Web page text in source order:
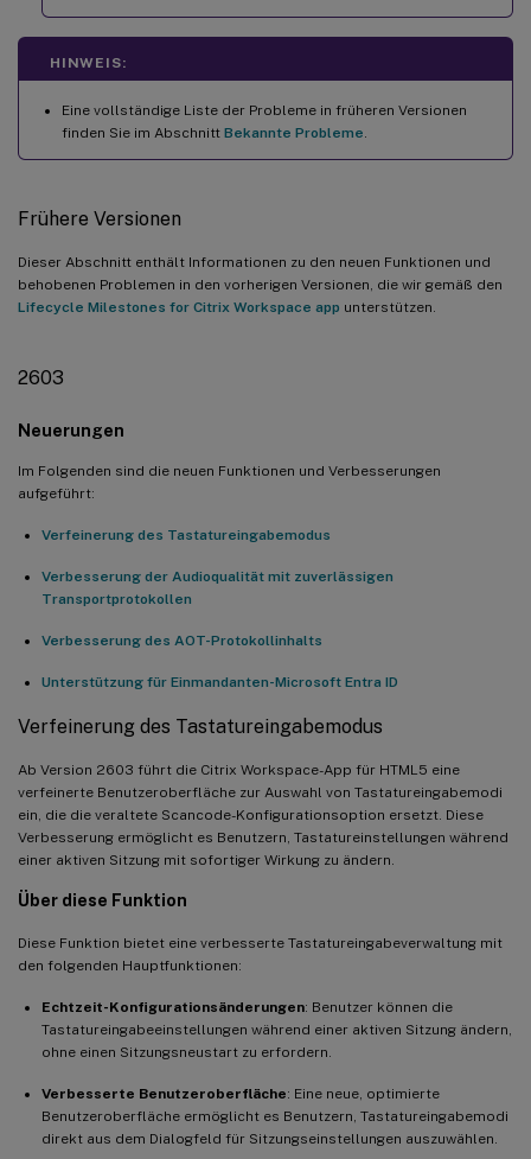
HINWEIS:
Eine vollständige Liste der Probleme in früheren Versionen
finden Sie im Abschnitt Bekannte Probleme
Frühere Versionen
Dieser Abschnitt enthält Informationen zu den neuen Funktionen und
behobenen Problemen in den vorherigen Versionen, die wir gemäß den
Lifecycle Milestones for Citrix Workspace app unterstützen.
2603
Neuerungen
Im Folgenden sind die neuen Funktionen und Verbesserungen
aufgeführt:
Verfeinerung des Tastatureingabemodus
Verbesserung der Audioqualität mit zuverlässigen
Transportprotokollen
Verbesserung des AOT-Protokollinhalts
Unterstützung für Einmandanten-Microsoft Entra ID
Verfeinerung des Tastatureingabemodus
Ab Version 2603 führt die Citrix Workspace-App für HTML5 eine
verfeinerte Benutzeroberfläche zur Auswahl von Tastatureingabemodi
ein, die die veraltete Scancode-Konfigurationsoption ersetzt. Diese
Verbesserung ermöglicht es Benutzern, Tastatureinstellungen während
einer aktiven Sitzung mit sofortiger Wirkung zu ändern.
Über diese Funktion
Diese Funktion bietet eine verbesserte Tastatureingabeverwaltung mit
den folgenden Hauptfunktionen:
Echtzeit-Konfigurationsänderungen: Benutzer können die
Tastatureingabeeinstellungen während einer aktiven Sitzung ändern,
ohne einen Sitzungsneustart zu erfordern.
Verbesserte Benutzeroberfläche: Eine neue, optimierte
Benutzeroberfläche ermöglicht es Benutzern, Tastatureingabemodi
direkt aus dem Dialogfeld für Sitzungseinstellungen auszuwählen.